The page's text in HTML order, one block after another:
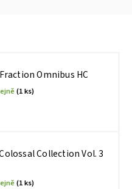
Omnibus HC
(1 ks)
Collection Vol. 3
(1 ks)